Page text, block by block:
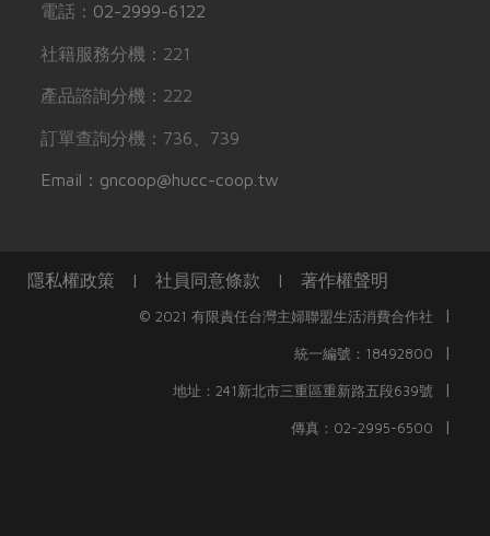
電話： 02-2999-6122
社籍服務分機：221
產品諮詢分機：222
訂單查詢分機：736、739
Email：gncoop@hucc-coop.tw
隱私權政策 | 社員同意條款 | 著作權聲明
© 2021 有限責任台灣主婦聯盟生活消費合作社 |
統一編號：18492800 |
地址：241新北市三重區重新路五段639號 |
傳真：02-2995-6500 |